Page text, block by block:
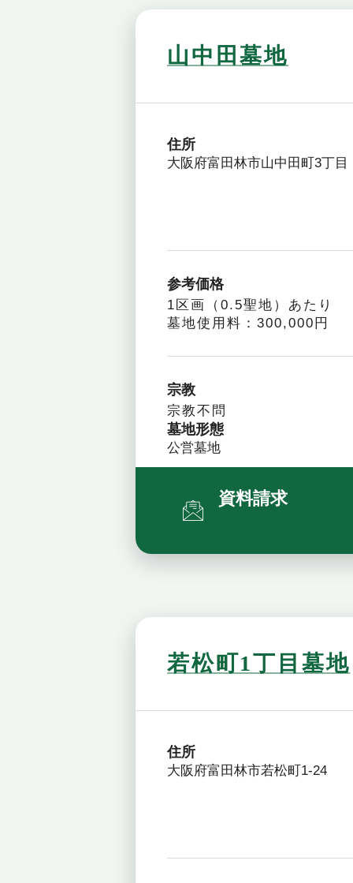
山中田墓地
住所
大阪府富田林市山中田町3丁目
参考価格
1区画（0.5聖地）あたり
墓地使用料：300,000円
宗教
宗教不問
墓地形態
公営墓地
資料請求
若松町1丁目墓地
住所
大阪府富田林市若松町1-24